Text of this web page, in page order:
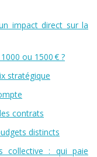
impact direct sur la
ou 1500 € ?
stratégique
contrats
distincts
collective : qui paie